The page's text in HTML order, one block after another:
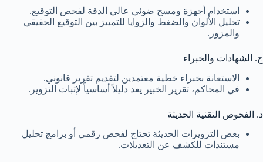
استخدام أجهزة ومسح ضوئي عالي الدقة لفحص التوقيع.
تحليل الألوان والضغط والزوايا للتمييز بين التوقيع الحقيقي
والمزور.
ج. الشهادات والخبراء
الاستعانة بخبراء خطية معتمدين لتقديم تقرير قانوني.
في المحاكم، تقرير الخبير يعد دليلاً أساسياً لإثبات التزوير.
د. الفحوص التقنية الحديثة
بعض التزويرات الحديثة تحتاج لفحص رقمي أو برامج تحليل
مستندات للكشف عن التعديلات.